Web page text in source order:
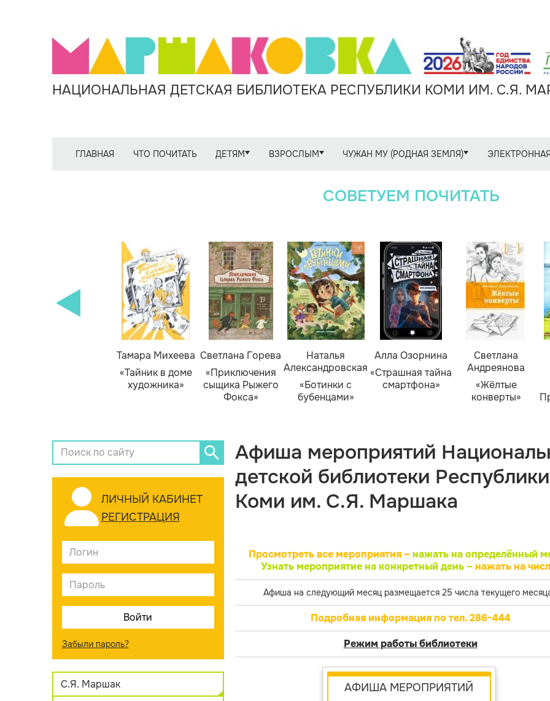
НАЦИОНАЛЬНАЯ ДЕТСКАЯ БИБЛИОТЕКА РЕСПУБЛИКИ КОМИ ИМ. С.Я.
ГЛАВНАЯ ЧТО ПОЧИТАТЬ ДЕТЯМ ВЗРОСЛЫМ ЧУЖАН МУ (РОДНАЯ ЗЕМЛЯ)
СОВЕТУЕМ ПОЧИТАТЬ
Тамара Михеева
«Тайник в доме
художника»
Светлана Горева
«Приключения
сыщика Рыжего
Фокса»
Наталья
Александровская
«Ботинки с
бубенцами»
Алла Озорнина
«Страшная тайна
смартфона»
Светлана
Андреянова
«Жёлтые
конверты»
ЛИЧНЫЙ КАБИНЕТ
РЕГИСТРАЦИЯ
Забыли пароль?
С.Я. Маршак
Афиша мероприятий
детской библиотеки Республики
Коми им. С.Я. Маршака
Просмотреть все мероприятия – нажать на определённый
Узнать мероприятие на конкретный день –нажать на
Афиша на следующий месяц размещается 25 числа текущего
Подробная информация по тел. 286-444
Режим работы библиотеки
АФИША МЕРОПРИЯТИЙ